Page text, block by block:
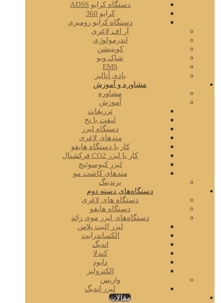
دستگاه کرایو ADSS
کرایو 360
دستگاه کرایو رومیزی
آر اف لاغری
اندرمولوژی
کویتیشن
شاک ویو
EMS
بادی آنالیز
مشاوره و آموزش
مشاوره
آموزش
تزریقات
لیفت با نخ
دستگاه لیزر
متدهای لاغری
کار با دستگاه هایفو
کار با لیزر CO2 فرکشنال
لیزر کیوسوئیچ
متدهای کاشت مو
برندینگ
دستگاه‌های دسته دوم
دستگاه های لاغری
دستگاه هایفو
دستگاه‌های لیزر موی زائد
لیزر الیت پلاس
الکساندرایت
اندیگ
کندلا
دایود
الکترولیز
واریس
لیزر اندیگ
مقالات